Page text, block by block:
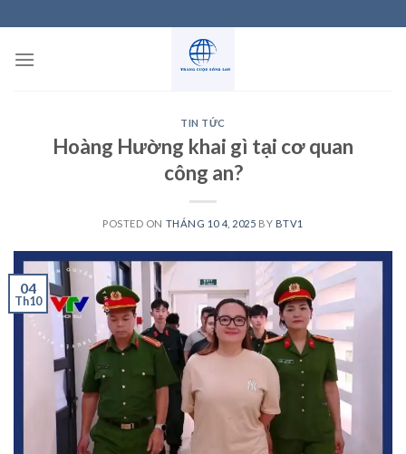
to
content
TIN TỨC
Hoàng Hường khai gì tại cơ quan
công an?
POSTED ON THÁNG 10 4, 2025 BY BTV1
04
Th10